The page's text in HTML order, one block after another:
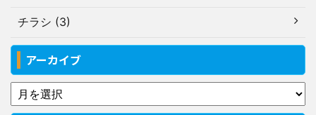
チラシ (3)
アーカイブ